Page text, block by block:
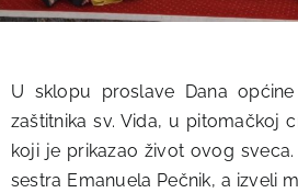
U sklopu proslave Dana
zaštitnika sv. Vida, u pitomačkoj
koji je prikazao život ovog
sestra Emanuela Pečnik, a izveli